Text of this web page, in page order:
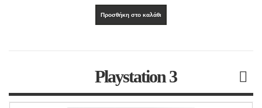
Προσθήκη στο καλάθι
Playstation 3